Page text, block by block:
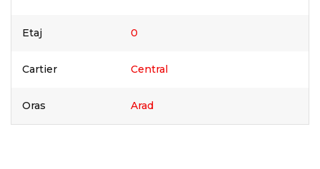
Etaj 0
Cartier Central
Oras Arad